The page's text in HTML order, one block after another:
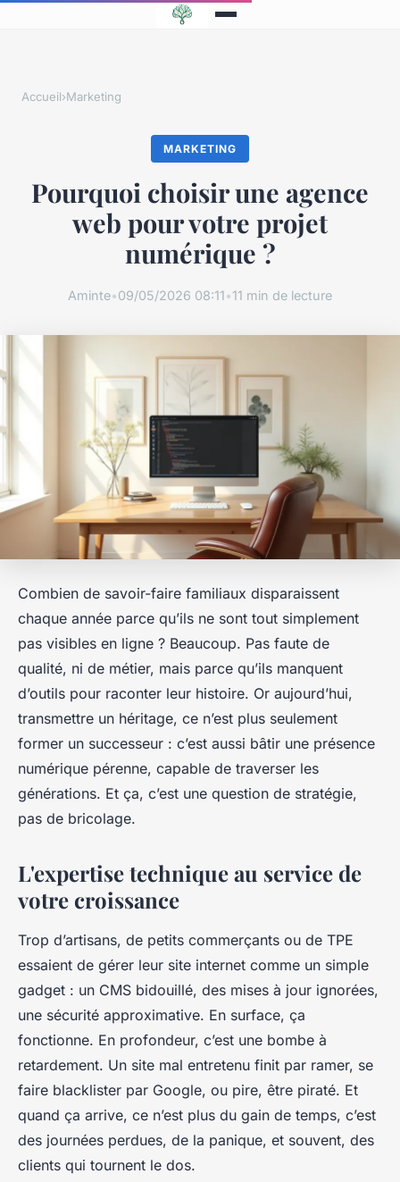
Accueil›Marketing
MARKETING
Pourquoi choisir une agence
web pour votre projet
numérique ?
Aminte•09/05/2026 08:11•11 min de lecture
Combien de savoir-faire familiaux disparaissent
chaque année parce qu’ils ne sont tout simplement
pas visibles en ligne ? Beaucoup. Pas faute de
qualité, ni de métier, mais parce qu’ils manquent
d’outils pour raconter leur histoire. Or aujourd’hui,
transmettre un héritage, ce n’est plus seulement
former un successeur : c’est aussi bâtir une présence
numérique pérenne, capable de traverser les
générations. Et ça, c’est une question de stratégie,
pas de bricolage.
L'expertise technique au service de
votre croissance
Trop d’artisans, de petits commerçants ou de TPE
essaient de gérer leur site internet comme un simple
gadget : un CMS bidouillé, des mises à jour ignorées,
une sécurité approximative. En surface, ça
fonctionne. En profondeur, c’est une bombe à
retardement. Un site mal entretenu finit par ramer, se
faire blacklister par Google, ou pire, être piraté. Et
quand ça arrive, ce n’est plus du gain de temps, c’est
des journées perdues, de la panique, et souvent, des
clients qui tournent le dos.